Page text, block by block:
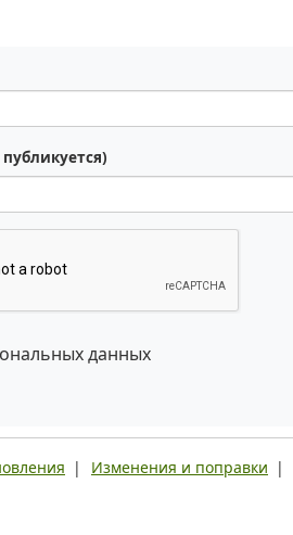
данных
| Изменения и поправки |